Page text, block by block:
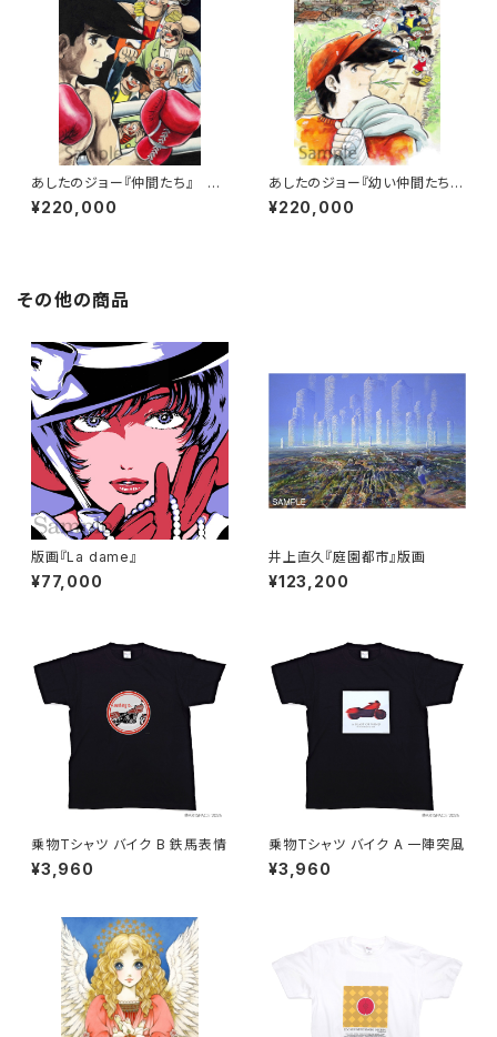
あしたのジョー『仲間たち』 版
画
¥220,000
あしたのジョー『幼い仲間たち』
版画
¥220,000
その他の商品
版画『La dame』
¥77,000
井上直久『庭園都市』版画
¥123,200
乗物Tシャツ バイク B 鉄馬表情
¥3,960
乗物Tシャツ バイク A 一陣突風
¥3,960